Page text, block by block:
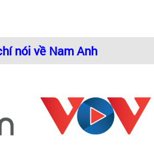
nói về Nam Anh